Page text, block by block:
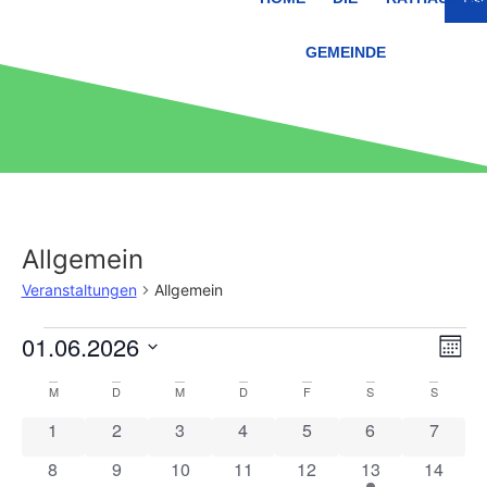
GEMEINDE
Allgemein
Veranstaltungen Allgemein
01.06.2026
wählen.
Kalender
von
M D M D F S S
0 Veranstaltungen
1 0 Veranstaltungen
2 0 Veranstaltungen
3 0 Veranstaltungen
4 0 Veranstaltungen
5 0
6 0
7
0 Veranstaltungen
8 0 Veranstaltungen
9 0 Veranstaltungen
10 0 Veranstaltungen
11 0 Veranstaltungen
12 1 Veranstaltung
13 0
14